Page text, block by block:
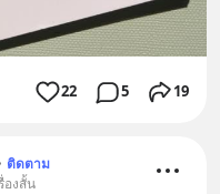
22 5 19
ติดตาม
องสั้น